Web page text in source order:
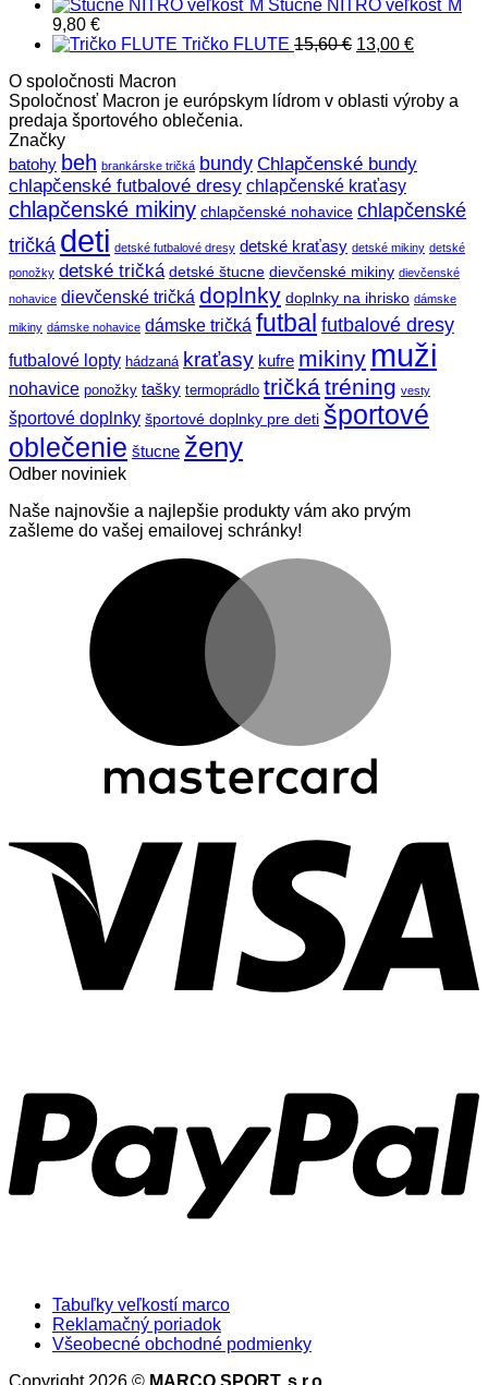
Štucne NITRO veľkosť M
9,80 €
Tričko FLUTE 15,60€ Pôvodná
15,60 €.
13,00 €Aktuálna
13,00 €.
O spoločnosti Macron
Spoločnosť Macron je európskym lídrom v oblasti výroby a
predaja športového oblečenia.
Značky
batohy beh brankárske tričká bundy Chlapčenské bundy
chlapčenské futbalové dresy chlapčenské kraťasy
chlapčenské mikiny chlapčenské nohavice chlapčenské
tričká deti detské futbalové dresy detské kraťasy detské mikiny detské
ponožky detské tričká detské štucne dievčenské mikiny dievčenské
nohavice dievčenské tričká doplnky doplnky na ihrisko dámske
mikiny dámske nohavice dámske tričká futbal futbalové dresy
futbalové lopty hádzaná kraťasy kufre mikiny muži
nohavice ponožky tašky termoprádlo tričkátréning vesty
športové doplnky športové doplnky pre deti športové
oblečenie štucne ženy
Odber noviniek
Naše najnovšie a najlepšie produkty vám ako prvým
zašleme do vašej emailovej schránky!
Tabuľky veľkostí marco
Reklamačný poriadok
Všeobecné obchodné podmienky